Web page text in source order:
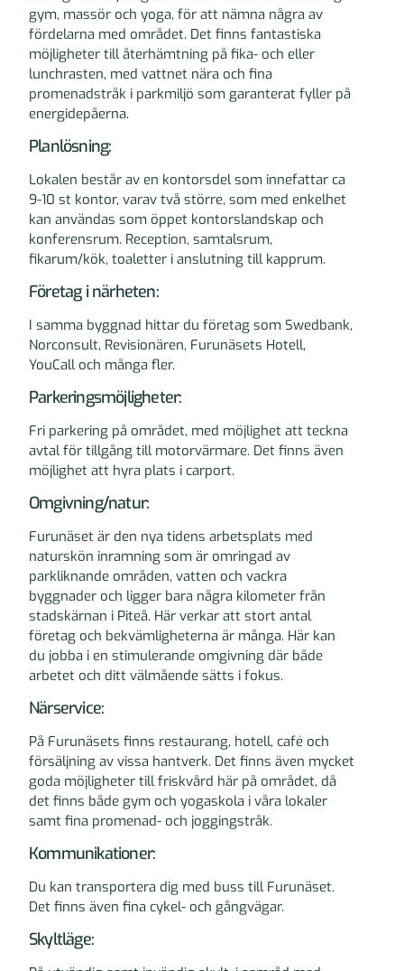
gym, massör och yoga, för att nämna några av
fördelarna med området. Det finns fantastiska
möjligheter till återhämtning på fika- och eller
lunchrasten, med vattnet nära och fina
promenadstråk i parkmiljö som garanterat fyller på
energidepåerna.
Planlösning:
Lokalen består av en kontorsdel som innefattar ca
9-10 st kontor, varav två större, som med enkelhet
kan användas som öppet kontorslandskap och
konferensrum. Reception, samtalsrum,
fikarum/kök, toaletter i anslutning till kapprum.
Företag i närheten:
I samma byggnad hittar du företag som Swedbank,
Norconsult, Revisionären, Furunäsets Hotell,
YouCall och många fler.
Parkeringsmöjligheter:
Fri parkering på området, med möjlighet att teckna
avtal för tillgång till motorvärmare. Det finns även
möjlighet att hyra plats i carport.
Omgivning/natur:
Furunäset är den nya tidens arbetsplats med
naturskön inramning som är omringad av
parkliknande områden, vatten och vackra
byggnader och ligger bara några kilometer från
stadskärnan i Piteå. Här verkar att stort antal
företag och bekvämligheterna är många. Här kan
du jobba i en stimulerande omgivning där både
arbetet och ditt välmående sätts i fokus.
Närservice:
På Furunäsets finns restaurang, hotell, café och
försäljning av vissa hantverk. Det finns även mycket
goda möjligheter till friskvård här på området, då
det finns både gym och yogaskola i våra lokaler
samt fina promenad- och joggingstråk.
Kommunikationer:
Du kan transportera dig med buss till Furunäset.
Det finns även fina cykel- och gångvägar.
Skyltläge: